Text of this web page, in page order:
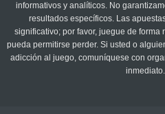
informativos y analíticos. No
resultados específicos. Las
significativo; por favor, juegue de
pueda permitirse perder. Si usted o
adicción al juego, comuníquese con